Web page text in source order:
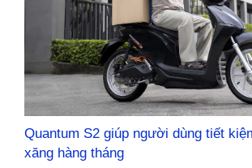
Quantum S2 giúp người dùng tiết
xăng hàng tháng